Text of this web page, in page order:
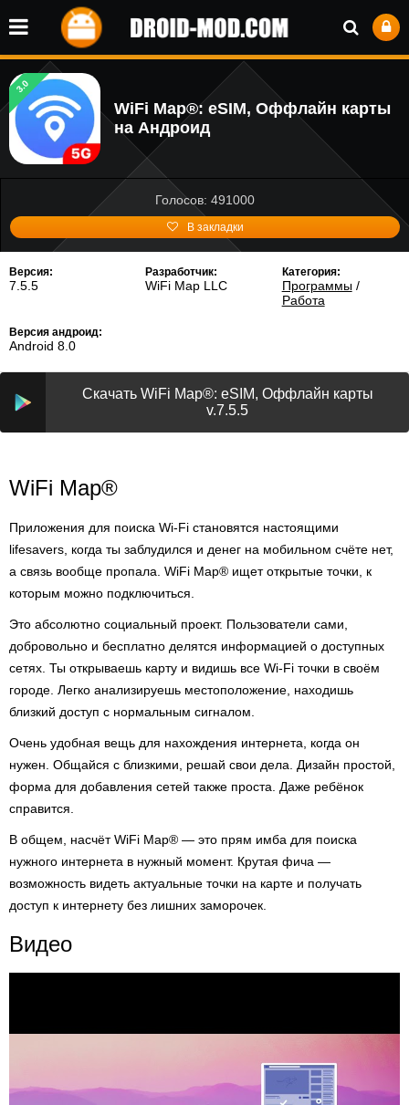
3.0
WiFi Map®: eSIM, Оффлайн карты
на Андроид
Голосов: 491000
В закладки
Версия:
7.5.5
Разработчик:
WiFi Map LLC
Категория:
Программы/
Работа
Версия андроид:
Android 8.0
Скачать WiFi Map®: eSIM, Оффлайн карты
v.7.5.5
WiFi Map®
Приложения для поиска Wi-Fi становятся настоящими
lifesavers, когда ты заблудился и денег на мобильном счёте нет,
а связь вообще пропала. WiFi Map® ищет открытые точки, к
которым можно подключиться.
Это абсолютно социальный проект. Пользователи сами,
добровольно и бесплатно делятся информацией о доступных
сетях. Ты открываешь карту и видишь все Wi-Fi точки в своём
городе. Легко анализируешь местоположение, находишь
близкий доступ с нормальным сигналом.
Очень удобная вещь для нахождения интернета, когда он
нужен. Общайся с близкими, решай свои дела. Дизайн простой,
форма для добавления сетей также проста. Даже ребёнок
справится.
В общем, насчёт WiFi Map® — это прям имба для поиска
нужного интернета в нужный момент. Крутая фича —
возможность видеть актуальные точки на карте и получать
доступ к интернету без лишних заморочек.
Видео